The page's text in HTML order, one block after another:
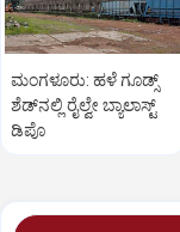
ಮಂಗಳೂರು: ಹಳೆ ಗೂಡ್ಸ್‌
ಶೆಡ್‌ನ‌ಲ್ಲಿ ರೈಲ್ವೇ ಬ್ಯಾಲಾಸ್ಟ್‌
ಡಿಪೊ